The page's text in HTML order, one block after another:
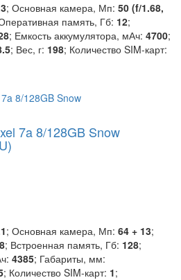
; Основная камера, Мп: 50 (f/1.68,
память, Гб: 12;
; Емкость аккумулятора, мАч: 4700;
; Вес, г: 198; Количество SIM-карт:
7a 8/128GB Snow
; Основная камера, Мп: 64 + 13;
8; Встроенная память, Гб: 128;
4385; Габариты, мм:
; Количество SIM-карт: 1;